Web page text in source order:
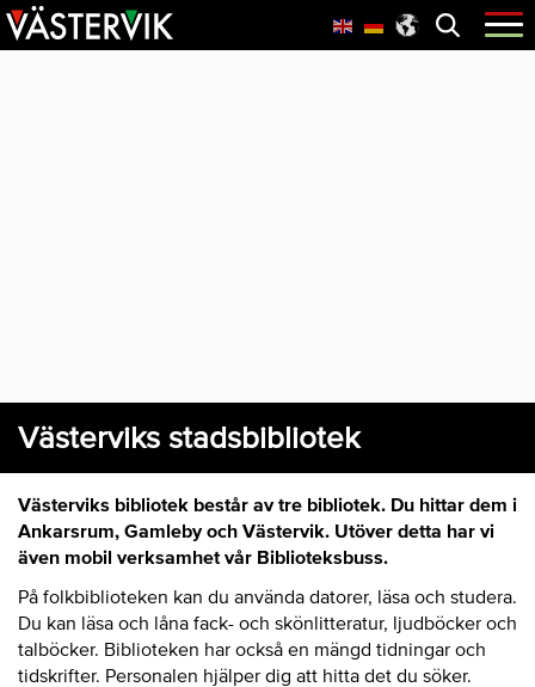
Hoppa
till
Skip
to
Hoppa
till
Öppna
menyn
Västerviks stadsbibliotek
Västerviks bibliotek består av tre bibliotek. Du hittar dem i
Ankarsrum, Gamleby och Västervik. Utöver detta har vi
även mobil verksamhet vår Biblioteksbuss.
På folkbiblioteken kan du använda datorer, läsa och studera.
Du kan läsa och låna fack- och skönlitteratur, ljudböcker och
talböcker. Biblioteken har också en mängd tidningar och
tidskrifter. Personalen hjälper dig att hitta det du söker.